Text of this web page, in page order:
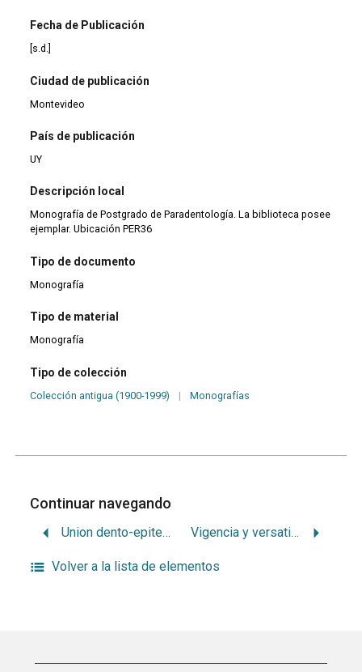
Fecha de Publicación
[s.d.]
Ciudad de publicación
Montevideo
País de publicación
UY
Descripción local
Monografía de Postgrado de Paradentología. La biblioteca posee
ejemplar. Ubicación PER36
Tipo de documento
Monografía
Tipo de material
Monografía
Tipo de colección
Colección antigua (1900-1999) | Monografías
Continuar navegando
Union dento-epitelial Vigencia y versatilidad de los cementos de ionomero de vidrio
Volver a la lista de elementos